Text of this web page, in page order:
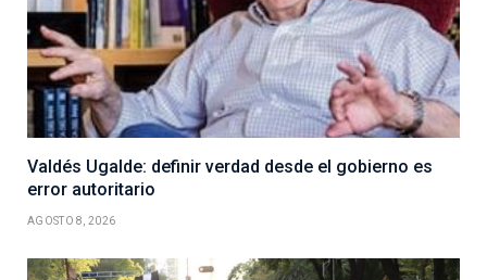
Valdés Ugalde: definir verdad desde el gobierno es
error autoritario
AGOSTO 8, 2026